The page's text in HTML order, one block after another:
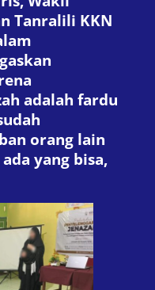
Tanralili KKN
adalah fardu
orang lain
yang bisa,